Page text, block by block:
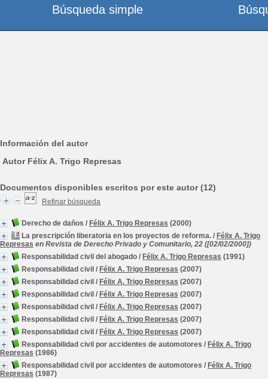
Información del autor
Autor Félix A. Trigo Represas
Documentos disponibles escritos por este autor (12)
Refinar búsqueda
Derecho de daños / Félix A. Trigo Represas (2000)
La prescripción liberatoria en los proyectos de reforma. / Félix A. Trigo
Represas en Revista de Derecho Privado y Comunitario, 22 ([02/02/2000])
Responsabilidad civil del abogado / Félix A. Trigo Represas (1991)
Responsabilidad civil / Félix A. Trigo Represas (2007)
Responsabilidad civil / Félix A. Trigo Represas (2007)
Responsabilidad civil / Félix A. Trigo Represas (2007)
Responsabilidad civil / Félix A. Trigo Represas (2007)
Responsabilidad civil / Félix A. Trigo Represas (2007)
Responsabilidad civil / Félix A. Trigo Represas (2007)
Responsabilidad civil por accidentes de automotores / Félix A. Trigo
Represas (1986)
Responsabilidad civil por accidentes de automotores / Félix A. Trigo
Represas (1987)
Búsqueda simple